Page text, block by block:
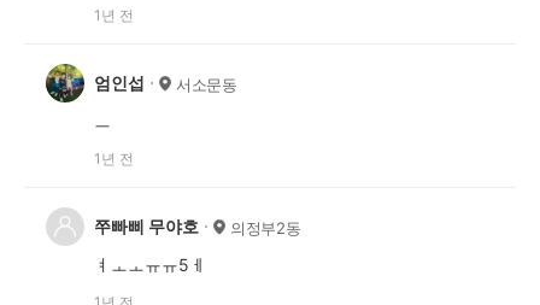
1년 전
엄인섭 서소문동
ㅡ
1년 전
쭈빠삐 무야호 의정부2동
ㅕㅗㅗㅠㅠ5ㅔ